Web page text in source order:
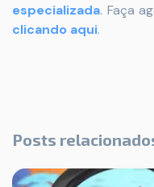
especializada. Faça
clicando aqui.
Posts